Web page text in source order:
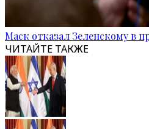
Маск отказал Зеленскому в
ЧИТАЙТЕ ТАКЖЕ